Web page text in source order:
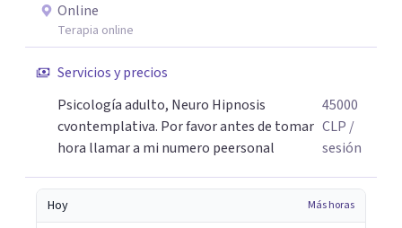
Online
Terapia online
Servicios y precios
Psicología adulto, Neuro Hipnosis
cvontemplativa. Por favor antes de tomar
hora llamar a mi numero peersonal
45000
CLP /
sesión
Hoy Más horas